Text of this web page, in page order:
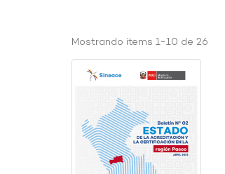
Mostrando ítems 1-10 de 26